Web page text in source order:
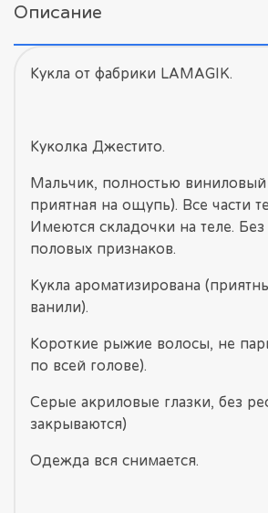
Описание
Кукла от фабрики LAMAGIK.
Куколка Джестито.
Мальчик, полностью виниловый
приятная на ощупь). Все части
Имеются складочки на теле. Без
половых признаков.
Кукла ароматизирована
ванили).
Короткие рыжие волосы, не
по всей голове).
Серые акриловые глазки, без
закрываются)
Одежда вся снимается.